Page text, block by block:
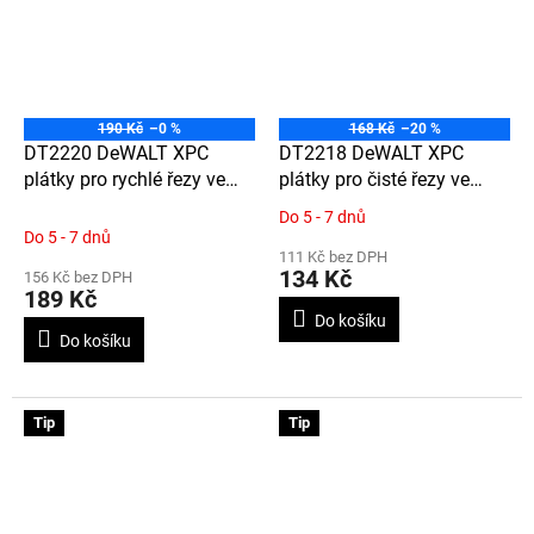
190 Kč –0 %
DT2220 DeWALT XPC
plátky pro rychlé řezy ve
překližce a plastech do 60
(T144DF)
Do 5 - 7 dnů
156 Kč bez DPH
189 Kč
Do košíku
168 Kč –20 %
DT2218 DeWALT XPC
plátky pro čisté řezy ve
tvrdém dřevě, dřevotřísce,
mm, 100 mm, 3 ks
(T101DF)
Průměrné
produktu
je
4,8
Do 5 - 7 dnů
111 Kč bez DPH
134 Kč
Do košíku
Tip Tip